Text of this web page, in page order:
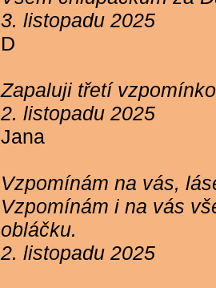
3. listopadu 2025
D
Zapaluji třetí
2. listopadu 2025
Jana
Vzpomínám na vás,
Vzpomínám i na vás
obláčku.
2. listopadu 2025